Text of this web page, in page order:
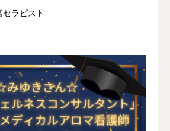
ラピスト